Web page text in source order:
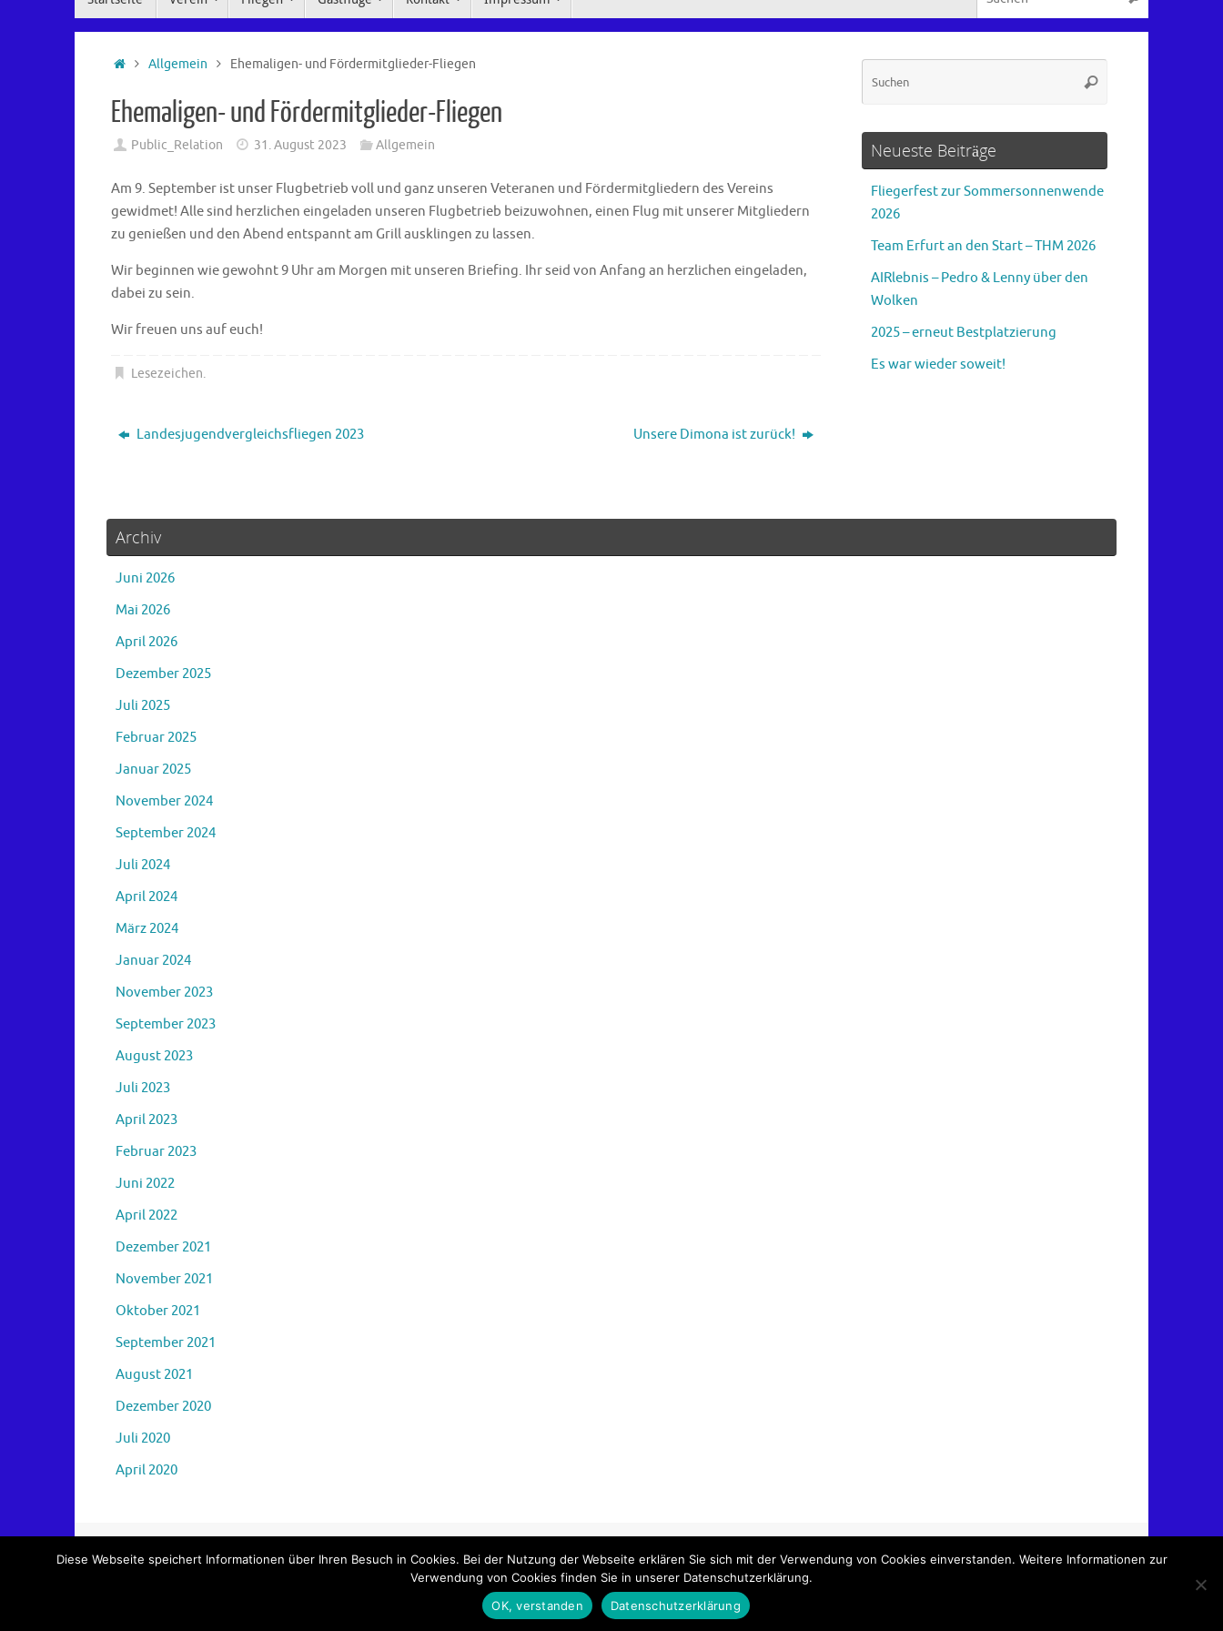
Inhalt
StartAllgemein Ehemaligen- und Fördermitglieder-Fliegen
Ehemaligen- und Fördermitglieder-Fliegen
Public_Relation 31. August 2023 Allgemein
Am 9. September ist unser Flugbetrieb voll und ganz unseren Veteranen und Fördermitgliedern des Vereins
gewidmet! Alle sind herzlichen eingeladen unseren Flugbetrieb beizuwohnen, einen Flug mit unserer Mitgliedern
zu genießen und den Abend entspannt am Grill ausklingen zu lassen.
Wir beginnen wie gewohnt 9 Uhr am Morgen mit unseren Briefing. Ihr seid von Anfang an herzlichen eingeladen,
dabei zu sein.
Wir freuen uns auf euch!
Lesezeichen.
Landesjugendvergleichsfliegen 2023 Unsere Dimona ist zurück!
Suchen
Neueste Beiträge
Fliegerfest zur Sommersonnenwende
2026
Team Erfurt an den Start – THM 2026
AIRlebnis – Pedro & Lenny über den
Wolken
2025 – erneut Bestplatzierung
Es war wieder soweit!
Archiv
Juni 2026
Mai 2026
April 2026
Dezember 2025
Juli 2025
Februar 2025
Januar 2025
November 2024
September 2024
Juli 2024
April 2024
März 2024
Januar 2024
November 2023
September 2023
August 2023
Juli 2023
April 2023
Februar 2023
Juni 2022
April 2022
Dezember 2021
November 2021
Oktober 2021
September 2021
August 2021
Dezember 2020
Juli 2020
April 2020
Diese Webseite speichert Informationen über Ihren Besuch in Cookies. Bei der Nutzung der Webseite erklären Sie sich mit der Verwendung von Cookies einverstanden. Weitere Informationen zur
Verwendung von Cookies finden Sie in unserer Datenschutzerklärung.
OK, verstanden
Datenschutzerklärung